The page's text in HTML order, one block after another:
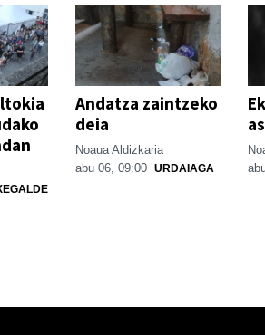
Andatza zaintzeko
deia
Noaua Aldizkaria
abu 06, 09:00 URDAIAGA